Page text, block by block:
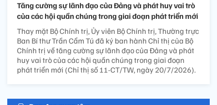
Tăng cường sự lãnh đạo của Đảng và phát huy vai trò
của các hội quần chúng trong giai đoạn phát triển mới
Thay mặt Bộ Chính trị, Ủy viên Bộ Chính trị, Thường trực
Ban Bí thư Trần Cẩm Tú đã ký ban hành Chỉ thị của Bộ
Chính trị về tăng cường sự lãnh đạo của Đảng và phát
huy vai trò của các hội quần chúng trong giai đoạn
phát triển mới (Chỉ thị số 11-CT/TW, ngày 20/7/2026).